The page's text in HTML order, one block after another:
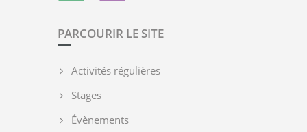
PARCOURIR LE SITE
Activités régulières
Stages
Évènements